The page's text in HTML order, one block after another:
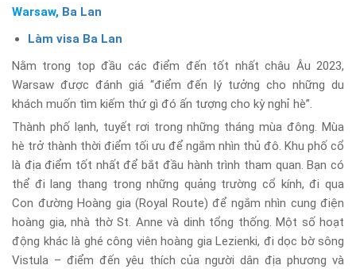
Warsaw, Ba Lan
Làm visa Ba Lan
Nằm trong top đầu các điểm đến tốt nhất châu Âu 2023,
Warsaw được đánh giá “điểm đến lý tưởng cho những du
khách muốn tìm kiếm thứ gì đó ấn tượng cho kỳ nghỉ hè”.
Thành phố lạnh, tuyết rơi trong những tháng mùa đông. Mùa
hè trở thành thời điểm tối ưu để ngắm nhìn thủ đô. Khu phố cổ
là địa điểm tốt nhất để bắt đầu hành trình tham quan. Bạn có
thể đi lang thang trong những quảng trường cổ kính, đi qua
Con đường Hoàng gia (Royal Route) để ngắm nhìn cung điện
hoàng gia, nhà thờ St. Anne và dinh tổng thống. Một số hoạt
động khác là ghé công viên hoàng gia Lezienki, đi dọc bờ sông
Vistula – điểm đến yêu thích của người dân địa phương và